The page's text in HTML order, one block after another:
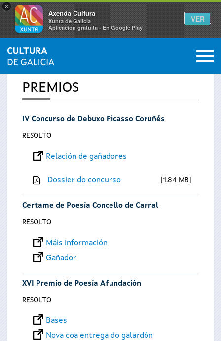
×
Axenda Cultura
Xunta de Galicia
Aplicación gratuíta - En Google Play
VER
Vostede
está
aquí
INICIO 0
PREMIOS
IV Concurso de Debuxo Picasso Coruñés
RESOLTO
Relación de gañadores
Dossier do concurso 1.84 MB
Certame de Poesía Concello de Carral
RESOLTO
Máis información
Gañador
XVI Premio de Poesía Afundación
RESOLTO
Bases
Nova coa entrega do galardón